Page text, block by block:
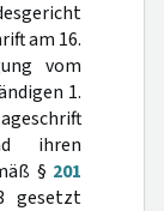
am 16.
vom
1.
ihren
§ 201
gesetzt